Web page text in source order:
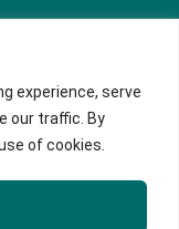
experience, serve
our traffic. By
of cookies.
Datos